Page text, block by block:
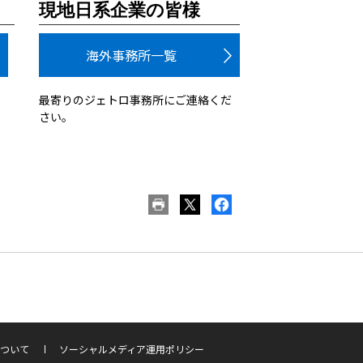
現地日系企業の皆様
海外事務所一覧
最寄りのジェトロ事務所にご連絡くだ
さい。
いて ソーシャルメディア運用ポリシー